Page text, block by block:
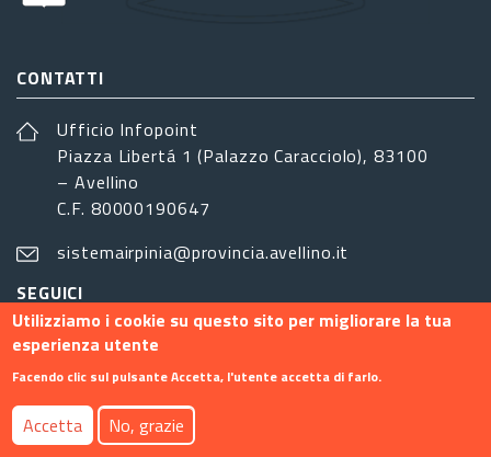
CONTATTI
Ufficio Infopoint
Piazza Libertá 1 (Palazzo Caracciolo), 83100
– Avellino
C.F. 80000190647
sistemairpinia@provincia.avellino.it
SEGUICI
Footer menu
Contatti Info
Utilizziamo i cookie su questo sito per migliorare la tua
esperienza utente
Facendo clic sul pulsante Accetta, l'utente accetta di farlo.
Accetta No, grazie